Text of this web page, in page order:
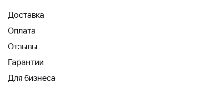
Доставка
Оплата
Отзывы
Гарантии
Для бизнеса